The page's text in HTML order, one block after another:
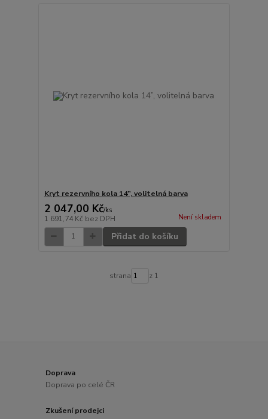
Kryt rezervního kola 14”, volitelná barva
2 047,00 Kč/ks
1 691,74 Kč bez DPH Není skladem
Přidat do košíku
strana z 1
Doprava
Doprava po celé ČR
Zkušení prodejci